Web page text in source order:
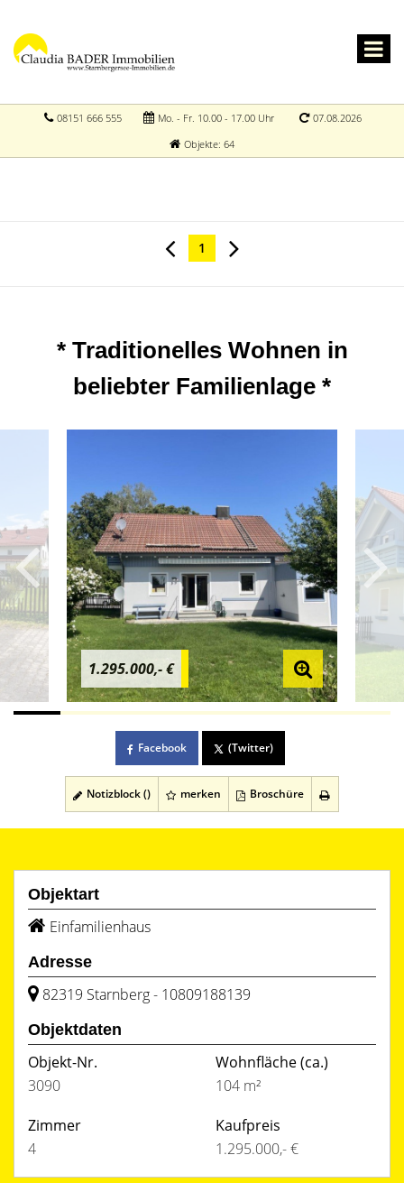
08151 666 555 Mo. - Fr. 10.00 - 17.00 Uhr
07.08.2026
Objekte: 64
1
* Traditionelles Wohnen in
beliebter Familienlage *
1.295.000,- €
Facebook (Twitter)
Notizblock () merken Broschüre
Objektart
Einfamilienhaus
Adresse
82319 Starnberg - 10809188139
Objektdaten
Objekt-Nr.
3090
Wohnfläche(ca.)
104 m²
Zimmer
4
Kaufpreis
1.295.000,- €